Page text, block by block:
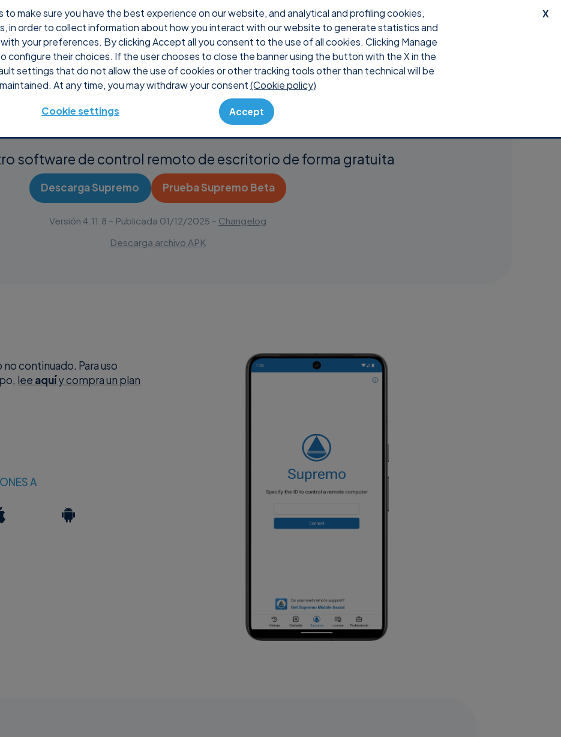
X
to make sure you have the best experience on our website, and analytical and profiling cookies,
in order to collect information about how you interact with our website to generate statistics and
your preferences. By clicking Accept all you consent to the use of all cookies. Clicking Manage
configure their choices. If the user chooses to close the banner using the button with the X in the
settings that do not allow the use of cookies or other tracking tools other than technical will be
maintained. At any time, you may withdraw your consent(Cookie policy)
Cookie settings Accept
qué Supremo Precios Shop Console Soporte Descargar Iniciar sesión
Supremo para Android
software de control remoto de escritorio de forma gratuita
Descarga Supremo Prueba Supremo Beta
Versión 4.11.8 – Publicada 01/12/2025 – Changelog
Descarga archivo APK
continuado. Para uso
lee aquíy compra un plan
A